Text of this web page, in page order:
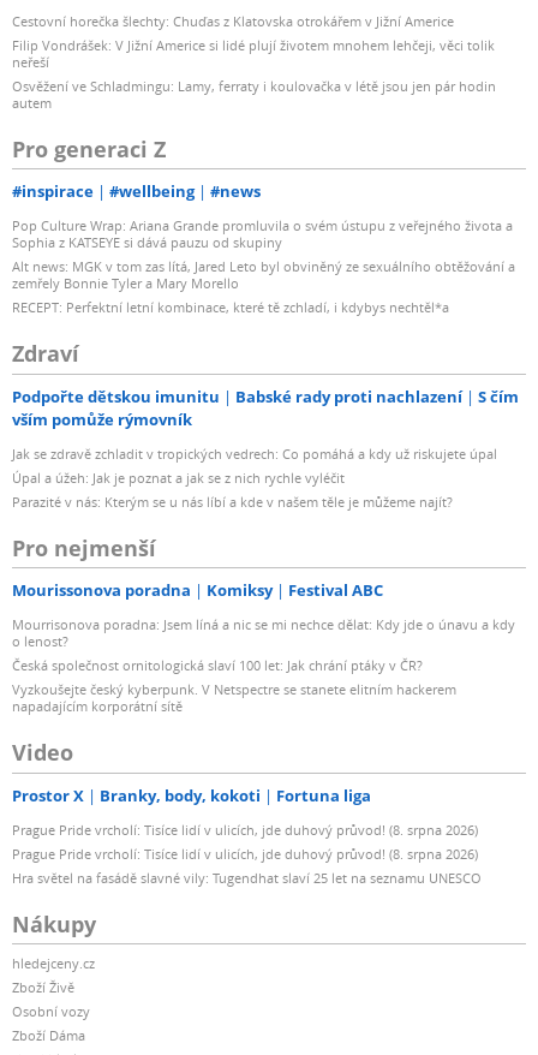
Cestovní horečka šlechty: Chuďas z Klatovska otrokářem v Jižní Americe
Filip Vondrášek: V Jižní Americe si lidé plují životem mnohem lehčeji, věci tolik
neřeší
Osvěžení ve Schladmingu: Lamy, ferraty i koulovačka v létě jsou jen pár hodin
autem
Pro generaci Z
#inspirace #wellbeing #news
Pop Culture Wrap: Ariana Grande promluvila o svém ústupu z veřejného života a
Sophia z KATSEYE si dává pauzu od skupiny
Alt news: MGK v tom zas lítá, Jared Leto byl obviněný ze sexuálního obtěžování a
zemřely Bonnie Tyler a Mary Morello
RECEPT: Perfektní letní kombinace, které tě zchladí, i kdybys nechtěl*a
Zdraví
Podpořte dětskou imunitu Babské rady proti nachlazení
S čím
vším pomůže rýmovník
Jak se zdravě zchladit v tropických vedrech: Co pomáhá a kdy už riskujete úpal
Úpal a úžeh: Jak je poznat a jak se z nich rychle vyléčit
Parazité v nás: Kterým se u nás líbí a kde v našem těle je můžeme najít?
Pro nejmenší
Mourissonova poradna Komiksy Festival ABC
Mourrisonova poradna: Jsem líná a nic se mi nechce dělat: Kdy jde o únavu a kdy
o lenost?
Česká společnost ornitologická slaví 100 let: Jak chrání ptáky v ČR?
Vyzkoušejte český kyberpunk. V Netspectre se stanete elitním hackerem
napadajícím korporátní sítě
Video
Prostor X Branky, body, kokoti Fortuna liga
Prague Pride vrcholí: Tisíce lidí v ulicích, jde duhový průvod! (8. srpna 2026)
Prague Pride vrcholí: Tisíce lidí v ulicích, jde duhový průvod! (8. srpna 2026)
Hra světel na fasádě slavné vily: Tugendhat slaví 25 let na seznamu UNESCO
Nákupy
hledejceny.cz
Zboží Živě
Osobní vozy
Zboží Dáma